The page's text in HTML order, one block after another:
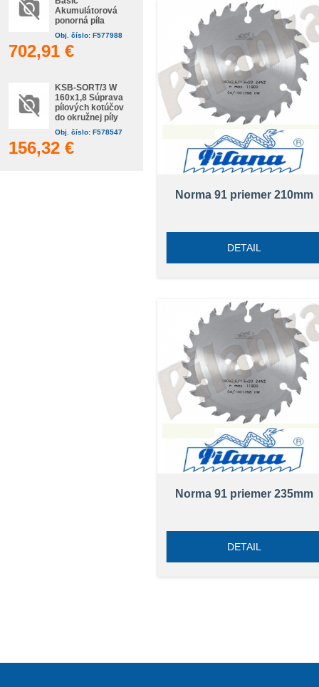
Akumulátorová
ponorná píla
Obj. číslo: F577988
702,91 €
KSB-SORT/3 W
160x1,8 Súprava
pílových kotúčov
do okružnej píly
Obj. číslo: F578547
156,32 €
Norma 91 priemer 210mm
DETAIL
Norma 91 priemer 235mm
DETAIL